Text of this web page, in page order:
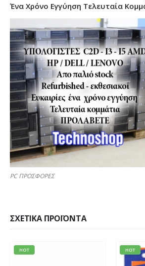
Ένα Χρόνο Εγγύηση Τελευταία
PC ΠΡΟΣΦΟΡΕΣ
ΣΧΕΤΙΚΆ ΠΡΟΪΌΝΤΑ
HOT HOT